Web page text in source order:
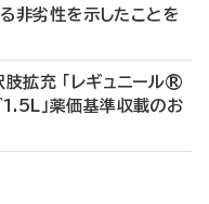
劣性を示したことを
拡充 「レギュニール®
」薬価基準収載のお